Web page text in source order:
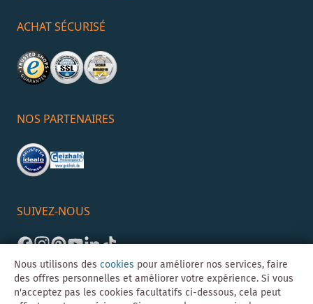
ACHAT SÉCURISÉ
NOS PARTENAIRES
SUIVEZ-NOUS
Nous utilisons des cookies pour améliorer nos services, faire
des offres personnelles et améliorer votre expérience. Si vous
n'acceptez pas les cookies facultatifs ci-dessous, cela peut